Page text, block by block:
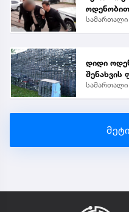
სამართალი
დიდი
შენახვის
სამართალი